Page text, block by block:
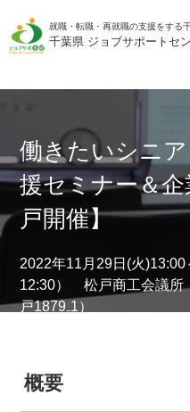
就職・転職・再就職の支援をする
千葉県 ジョブサポートセ
働きたいシニ
援セミナー＆
戸開催】
2022年11月29日(火)13:00
12:30） 松戸商工会議
戸1879₋1）
概要